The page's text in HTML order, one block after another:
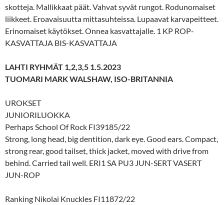
skotteja. Mallikkaat päät. Vahvat syvät rungot. Rodunomaiset
liikkeet. Eroavaisuutta mittasuhteissa. Lupaavat karvapeitteet.
Erinomaiset käytökset. Onnea kasvattajalle. 1 KP ROP-
KASVATTAJA BIS-KASVATTAJA
LAHTI RYHMÄT 1,2,3,5 1.5.2023
TUOMARI MARK WALSHAW, ISO-BRITANNIA
UROKSET
JUNIORILUOKKA
Perhaps School Of Rock FI39185/22
Strong, long head, big dentition, dark eye. Good ears. Compact,
strong rear, good tailset, thick jacket, moved with drive from
behind. Carried tail well. ERI1 SA PU3 JUN-SERT VASERT
JUN-ROP
Ranking Nikolai Knuckles FI11872/22